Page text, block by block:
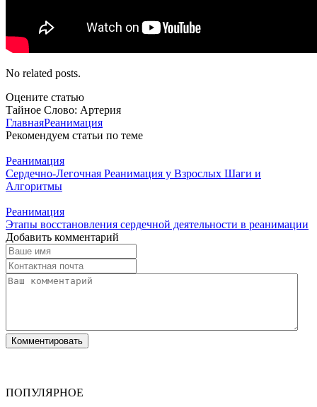
No related posts.
Оцените статью
Тайное Слово: Артерия
ГлавнаяРеанимация
Рекомендуем статьи по теме
Реанимация
Сердечно-Легочная Реанимация у Взрослых Шаги и
Алгоритмы
Реанимация
Этапы восстановления сердечной деятельности в реанимации
Добавить комментарий
ПОПУЛЯРНОЕ